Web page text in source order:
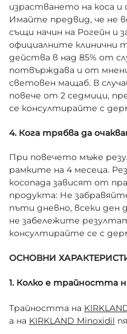
израстването на коса и
Имайте предвид, че не
същи начин на Рогейн и
официалните клинични
действа в над 85% от
потвърждава и от
световен мащаб. В
повече от 2 седмици,
се консултирайте с
4. Кога трябва да
При повечето мъже
рамките на 4 месеца.
косопада зависят от
продукта: Не
пъти дневно, всеки ден
не забележите
консултирайте се с
ОСНОВНИ
1. Колко е трайността
Трайността на
а на KIRKLAND Minoxidil